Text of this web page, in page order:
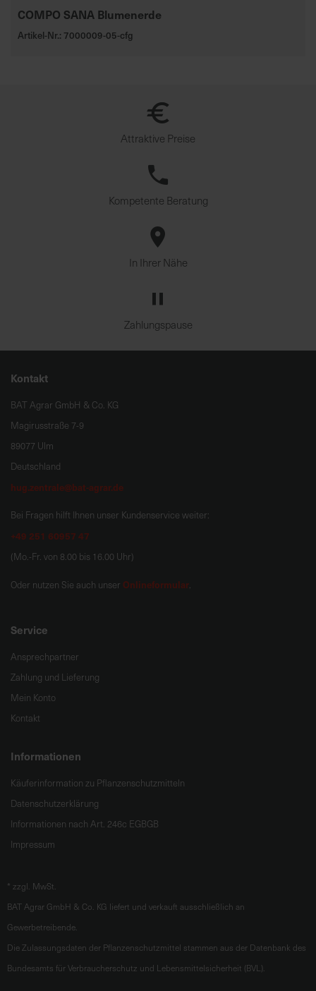
COMPO SANA Blumenerde
Artikel-Nr.: 7000009-05-cfg
Attraktive Preise
Kompetente Beratung
In Ihrer Nähe
Zahlungspause
Kontakt
BAT Agrar GmbH & Co. KG
Magirusstraße 7-9
89077 Ulm
Deutschland
hug.zentrale@bat-agrar.de
Bei Fragen hilft Ihnen unser Kundenservice weiter:
+49 251 60957 47
(Mo.-Fr. von 8.00 bis 16.00 Uhr)
Oder nutzen Sie auch unser Onlineformular.
Service
Ansprechpartner
Zahlung und Lieferung
Mein Konto
Kontakt
Informationen
Käuferinformation zu Pflanzenschutzmitteln
Datenschutzerklärung
Informationen nach Art. 246c EGBGB
Impressum
* zzgl. MwSt.
BAT Agrar GmbH & Co. KG liefert und verkauft ausschließlich an
Gewerbetreibende.
Die Zulassungsdaten der Pflanzenschutzmittel stammen aus der Datenbank des
Bundesamts für Verbraucherschutz und Lebensmittelsicherheit (BVL).